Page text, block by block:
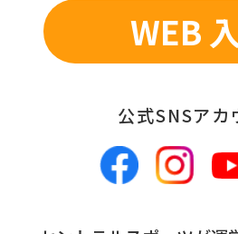
WEB
公式SNSアカ